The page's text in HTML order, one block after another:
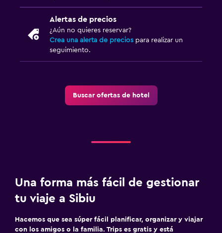
Alertas de precios
¿Aún no quieres reservar?
Crea una alerta de precios para realizar un
seguimiento.
Buscar ofertas de hotel
Una forma más fácil de gestionar
tu viaje a Sibiu
Hacemos que sea súper fácil planificar, organizar y viajar
con los amigos o la familia. Trips es gratis y está